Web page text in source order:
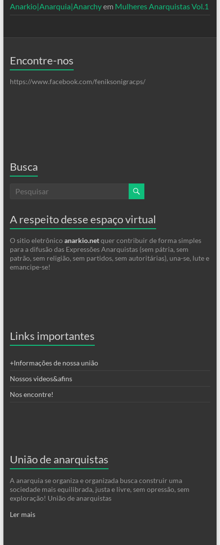
Anarkio|Anarquia|Anarchyem Mulheres Anarquistas Vol.1
Encontre-nos
https://www.facebook.com/feniksonigracps/
Busca
A respeito desse espaço virtual
O sitio eletrônico anarkio.netquer contribuir de forma simples
para a difusão das Expressões Anarquistas (sem pátria, sem
patrão, sem religião, sem partidos, sem autoritárias), una-se, lute e
emancipe-se!
Links importantes
+Informações de nossa união
Nossos videos&afins
Nos encontre!
União de anarquistas
A anarquia se organiza e organizada busca construir uma
sociedade mais equilibrada, justa e livre, sem opressão, sem
exploração! União de anarquistas
Ler mais